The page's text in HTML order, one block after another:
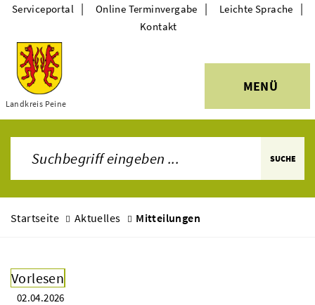
Themen
Landkreis Peine
MENÜ
Serviceportal | Online Terminvergabe | Leichte Sprache |
Kontakt
SUCHE
Startseite Aktuelles Mitteilungen
Vorlesen
02.04.2026